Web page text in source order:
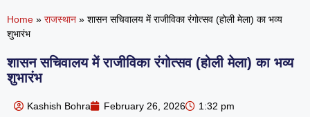
Home » राजस्थान » शासन सचिवालय में राजीविका रंगोत्सव (होली मेला) का भव्य
शुभारंभ
शासन सचिवालय में राजीविका रंगोत्सव (होली मेला) का भव्य
शुभारंभ
Kashish Bohra February 26, 2026 1:32 pm